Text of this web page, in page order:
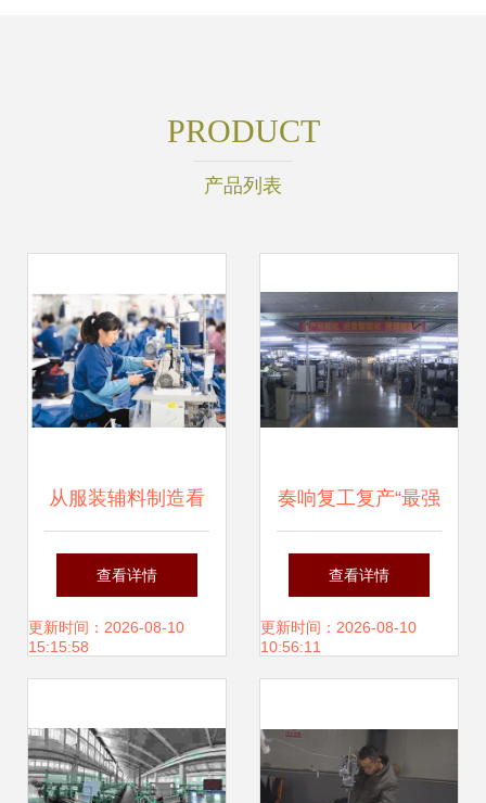
PRODUCT
产品列表
从服装辅料制造看
税收大数据如何折
射经济高质量发展
查看详情
更新时间：2026-08-10
15:15:58
奏响复工复产“最强
音”！兰溪外贸服装
企业起步加速力
查看详情
更新时间：2026-08-10
10:56:11